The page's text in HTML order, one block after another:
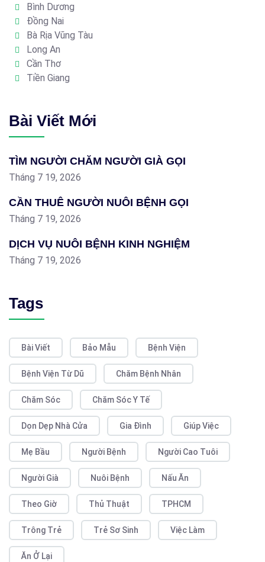
Bình Dương
Đồng Nai
Bà Rịa Vũng Tàu
Long An
Cần Thơ
Tiền Giang
Bài Viết Mới
TÌM NGƯỜI CHĂM NGƯỜI GIÀ GỌI
Tháng 7 19, 2026
CẦN THUÊ NGƯỜI NUÔI BỆNH GỌI
Tháng 7 19, 2026
DỊCH VỤ NUÔI BỆNH KINH NGHIỆM
Tháng 7 19, 2026
Tags
Bài Viết Bảo Mẫu Bệnh Viện
Bệnh Viện Từ Dũ Chăm Bệnh Nhân
Chăm Sóc Chăm Sóc Y Tế
Dọn Dẹp Nhà Cửa Gia Đình Giúp Việc
Mẹ Bầu Người Bệnh Người Cao Tuôi
Người Già Nuôi Bệnh Nấu Ăn
Theo Giờ Thủ Thuật TPHCM
Trông Trẻ Trẻ Sơ Sinh Việc Làm
Ăn Ở Lại